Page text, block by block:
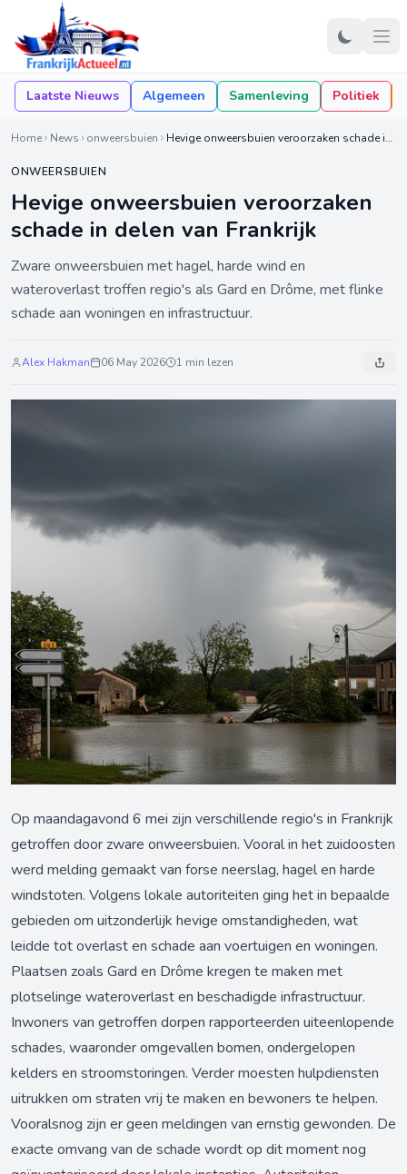
Laatste Nieuws Algemeen Samenleving Politiek
Home News onweersbuien Hevige onweersbuien veroorzaken schade in delen van Frankrijk
ONWEERSBUIEN
Hevige onweersbuien veroorzaken
schade in delen van Frankrijk
Zware onweersbuien met hagel, harde wind en
wateroverlast troffen regio's als Gard en Drôme, met flinke
schade aan woningen en infrastructuur.
Alex Hakman 06 May 2026 1 min lezen
Op maandagavond 6 mei zijn verschillende regio's in Frankrijk
getroffen door zware onweersbuien. Vooral in het zuidoosten
werd melding gemaakt van forse neerslag, hagel en harde
windstoten. Volgens lokale autoriteiten ging het in bepaalde
gebieden om uitzonderlijk hevige omstandigheden, wat
leidde tot overlast en schade aan voertuigen en woningen.
Plaatsen zoals Gard en Drôme kregen te maken met
plotselinge wateroverlast en beschadigde infrastructuur.
Inwoners van getroffen dorpen rapporteerden uiteenlopende
schades, waaronder omgevallen bomen, ondergelopen
kelders en stroomstoringen. Verder moesten hulpdiensten
uitrukken om straten vrij te maken en bewoners te helpen.
Vooralsnog zijn er geen meldingen van ernstig gewonden. De
exacte omvang van de schade wordt op dit moment nog